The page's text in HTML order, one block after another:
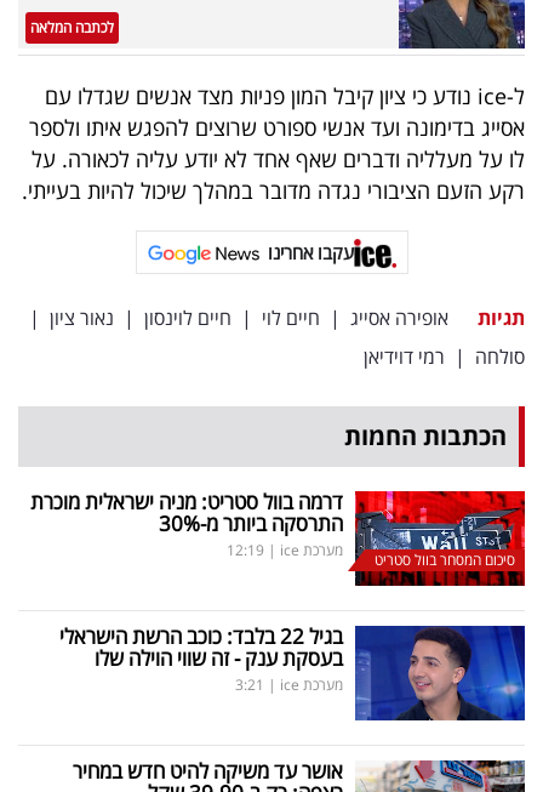
לכתבה המלאה
ל-ice נודע כי ציון קיבל המון פניות מצד אנשים שגדלו עם
אסייג בדימונה ועד אנשי ספורט שרוצים להפגש איתו ולספר
לו על מעלליה ודברים שאף אחד לא יודע עליה לכאורה. על
רקע הזעם הציבורי נגדה מדובר במהלך שיכול להיות בעייתי.
עקבו אחרינו
תגיות אופירה אסייג | חיים לוי | חיים לוינסון | נאור ציון |
סולחה | רמי דוידיאן
הכתבות החמות
סיכום המסחר בוול סטריט
דרמה בוול סטריט: מניה ישראלית מוכרת
התרסקה ביותר מ-30%
מערכת ice |
12:19
בגיל 22 בלבד: כוכב הרשת הישראלי
בעסקת ענק - זה שווי הוילה שלו
מערכת ice |
3:21
אושר עד משיקה להיט חדש במחיר